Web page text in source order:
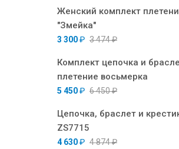
Женский комплект
"Змейка"
3 300₽ 3 474₽
Комплект цепочка и
плетение восьмерка
5 450₽ 6 450₽
Цепочка, браслет и
ZS7715
4 630₽ 4 874₽